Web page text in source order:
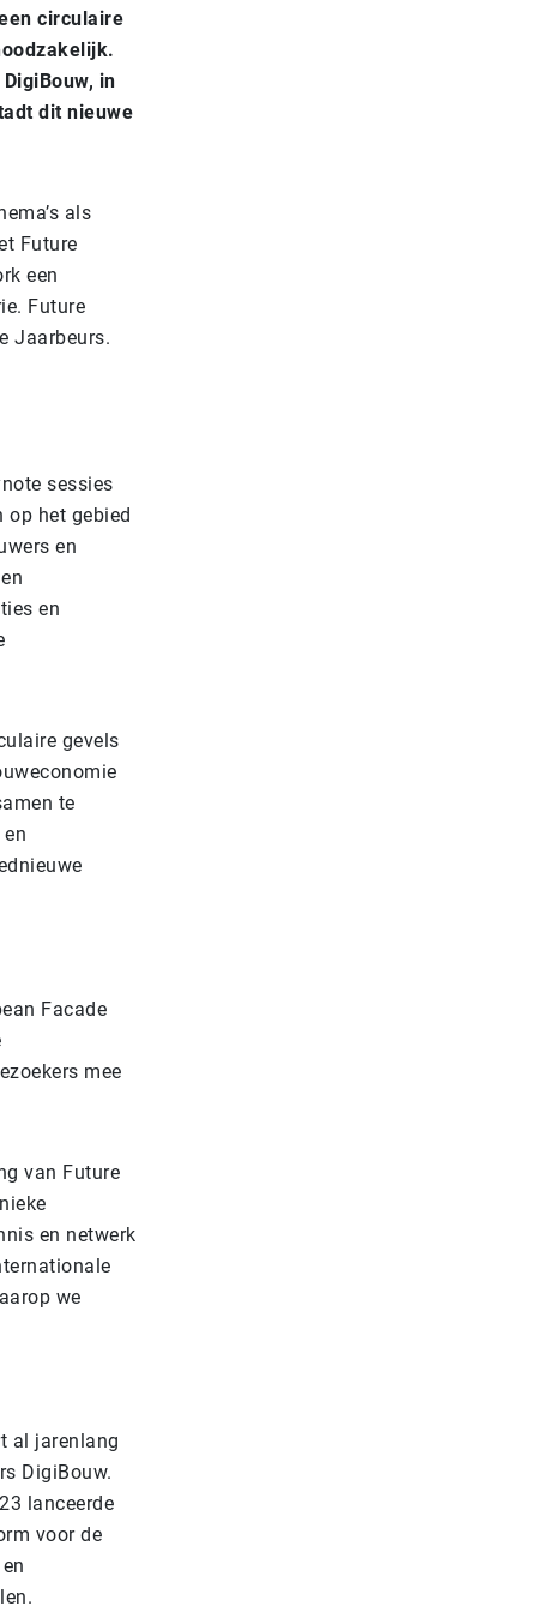
circulaire
in
dit nieuwe
als
Future
een
Future
Jaarbeurs.
sessies
op het gebied
en
en
gevels
te
Facade
mee
van Future
en netwerk
we
al jarenlang
DigiBouw.
lanceerde
voor de